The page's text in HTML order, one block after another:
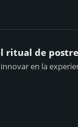
ritual de
en la